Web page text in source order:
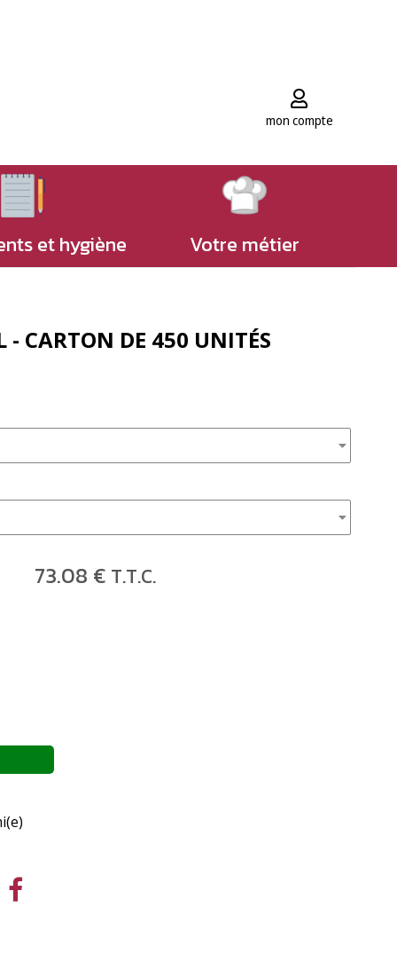
mon compte
et hygiène Votre métier
- CARTON DE 450 UNITÉS
73.08 € T.T.C.